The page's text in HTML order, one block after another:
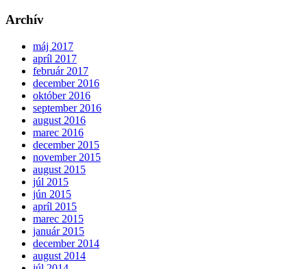
Archív
máj 2017
apríl 2017
február 2017
december 2016
október 2016
september 2016
august 2016
marec 2016
december 2015
november 2015
august 2015
júl 2015
jún 2015
apríl 2015
marec 2015
január 2015
december 2014
august 2014